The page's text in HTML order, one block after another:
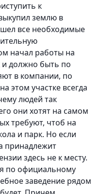
к
землю в
все необходимые
начал работы на
и должно быть по
в компании, по
этом участке всегда
людей так
они хотят на самом
требуют, чтоб на
и парк. Но если
принадлежит
здесь не к месту.
по официальному
заведение рядом